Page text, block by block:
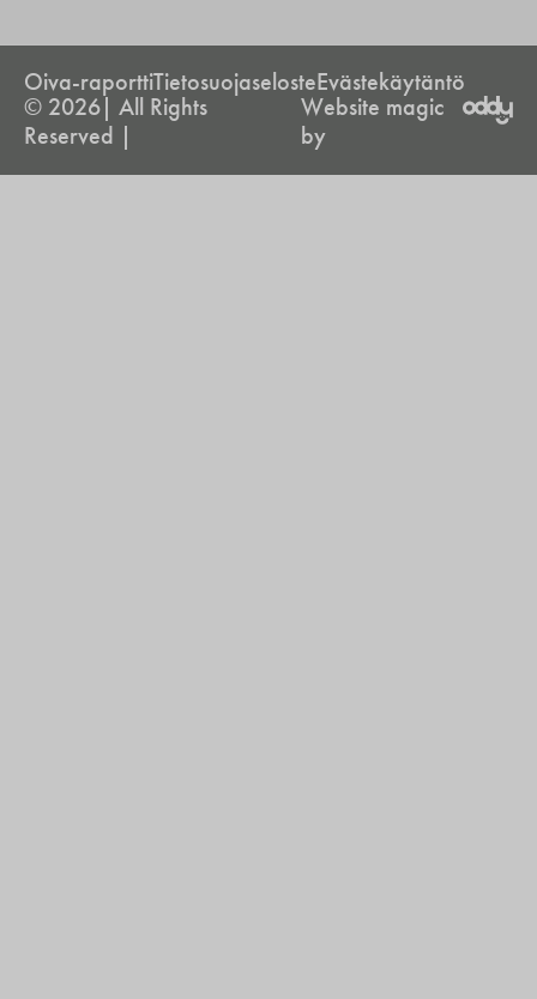
Oiva-raporttiTietosuojaselosteEvästekäytäntö
© 2026| All Rights
Reserved |
Website magic
by